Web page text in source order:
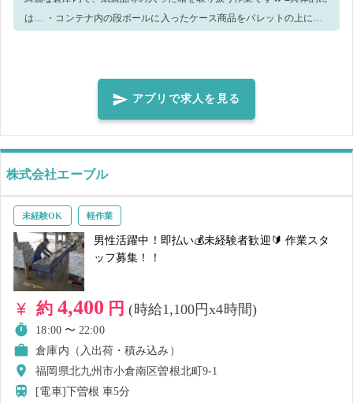
は… ・コンテナ内の段ボールに入ったケース商品をパレットの上に載
経験のある方、大歓迎です💪 ※作業の進捗や業務量に応じて、手が空
いた場合は、他のお仕事をお願いすることもございます。予めご了承
好き ・最近体が鈍ってるな...体を動かしたい！ 荷物を降ろすだけのお
仕事なので難しい作業は一切なし🌟 初めての方でも体力があれば、安
心してお仕事できますよ！ 是非一緒に体を動かして稼ぎませんか？☆
彡 ■当社の求人に関して 急遽募集をさせていただくことが多くござい
ます！ 一度ご就業いただき、「また働きたい！」と思っていただけま
したら、下記2点のどちらかをご対応いただくことをオススメしており
ます♬ ①シェアフルアプリ内、求人右上の♡マークを押す ②当社求人
を開いた下部、【企業・レビュー情報】右側のフォローを押す
アプリで求人を見る
株式会社エーブル
未経験OK 軽作業
男性活躍中！即払い💰未経験者歓迎🔰 作業スタ
ッフ募集！！
約 4,400 円(時給1,100円x4時間)
18:00 〜 22:00
倉庫内（入出荷・積み込み）
福岡県北九州市小倉南区曽根北町9-1
[電車]下曽根車5分